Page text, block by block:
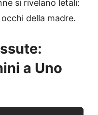
si rivelano letali:
della madre.
a Uno